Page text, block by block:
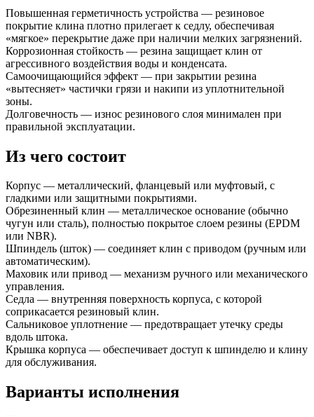
Повышенная герметичность устройства — резиновое
покрытие клина плотно прилегает к седлу, обеспечивая
«мягкое» перекрытие даже при наличии мелких загрязнений.
Коррозионная стойкость — резина защищает клин от
агрессивного воздействия воды и конденсата.
Самоочищающийся эффект — при закрытии резина
«вытесняет» частички грязи и накипи из уплотнительной
зоны.
Долговечность — износ резинового слоя минимален при
правильной эксплуатации.
Из чего состоит
Корпус — металлический, фланцевый или муфтовый, с
гладкими или защитными покрытиями.
Обрезиненный клин — металлическое основание (обычно
чугун или сталь), полностью покрытое слоем резины (EPDM
или NBR).
Шпиндель (шток) — соединяет клин с приводом (ручным или
автоматическим).
Маховик или привод — механизм ручного или механического
управления.
Седла — внутренняя поверхность корпуса, с которой
соприкасается резиновый клин.
Сальниковое уплотнение — предотвращает утечку среды
вдоль штока.
Крышка корпуса — обеспечивает доступ к шпинделю и клину
для обслуживания.
Варианты исполнения